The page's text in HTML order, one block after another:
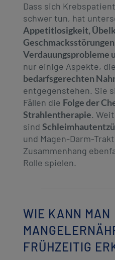
Dass sich
schwer tun, hat
Appetitlosigkeit,
Verdauungsprobleme
nur einige Aspekte,
bedarfsgerechten
entgegenstehen. Sie
Fällen die Folge der
Strahlentherapie.
sind
und Magen-Darm-
Zusammenhang
Rolle spielen.
WIE KANN MAN
FRÜHZEITIG